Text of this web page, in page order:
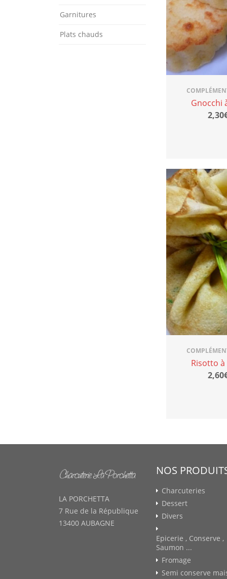
Garnitures
Plats chauds
Gnocchi
Risotto
LA PORCHETTA
7 Rue de la République
13400 AUBAGNE
NOS
Charcuteries
Dessert
Divers
Epicerie , Conserve ,
Saumon ...
Fromage
Semi conserve